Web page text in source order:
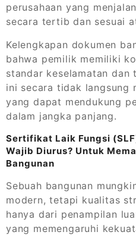
perusahaan yang
secara tertib dan sesuai
Kelengkapan dokumen
bahwa pemilik memiliki
standar keselamatan
ini secara tidak
yang dapat mendukung
dalam jangka panjang.
Sertifikat Laik Fungsi
Wajib Diurus? Untuk
Bangunan
Sebuah bangunan
modern, tetapi kualitas
hanya dari penampilan
yang memengaruhi